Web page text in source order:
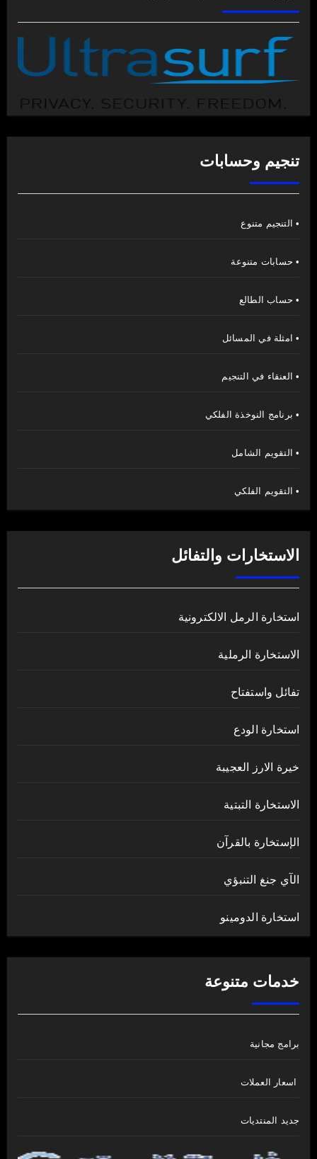
تنجيم وحسابات
• التنجيم متنوع
• حسابات متنوعة
• حساب الطالع
• امثلة في المسائل
• العنقاء في التنجيم
• برنامج النوخذة الفلكي
• التقويم الشامل
• التقويم الفلكي
الاستخارات والتفائل
استخارة الرمل الالكترونية
الاستخارة الرملية
تفائل واستفتاح
استخارة الودع
خيرة الارز العجيبة
الاستخارة التبتية
الإستخارة بالقرآن
الآي جنغ التنبؤي
استخارة الدومينو
خدمات متنوعة
برامج مجانية
اسعار العملات
جديد المنتديات